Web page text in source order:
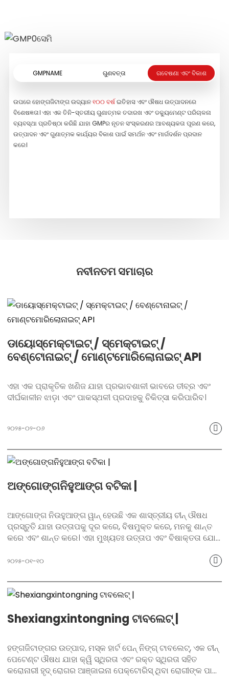
GMPNAME ଗୁଣବତ୍ତା ଗବେଷଣା ଏବଂ ବିକାଶ
ଉପରେ ହୋଙ୍ଗଜିଟାଙ୍ଗ ଉଦ୍ୟାନ୧୦୦ ବର୍ଷଇତିହାସ ଏବଂ ଔଷଧ ଉତ୍ପାଦନରେ
ବିଶେଷଜ୍ଞତା। ଏହା ଏକ ତିନି-ସ୍ତରୀୟ ଗୁଣାତ୍ମକ ତଦାରଖ ଏବଂ ଡକ୍ୟୁମେଣ୍ଟ ପରିଚାଳନା
ବ୍ୟବସ୍ଥା ପ୍ରତିଷ୍ଠା କରିଛି ଯାହା GMPର ନୂତନ ସଂସ୍କରଣର ଆବଶ୍ୟକତା ପୂରଣ କରେ,
ଉତ୍ପାଦନ ଏବଂ ଗୁଣାତ୍ମକ କାର୍ଯ୍ୟର ବିକାଶ ପାଇଁ ସମର୍ଥନ ଏବଂ ମାର୍ଗଦର୍ଶନ ପ୍ରଦାନ
କରେ।
ନବୀନତମ ସମାଚାର
ଡାୟୋସ୍ମେକ୍ଟାଇଟ୍ / ସ୍ମେକ୍ଟାଇଟ୍ /
ବେଣ୍ଟୋନାଇଟ୍ / ମୋଣ୍ଟମୋରିଲୋନାଇଟ୍ API
ଏହା ଏକ ପ୍ରାକୃତିକ ଖଣିଜ ଯାହା ପ୍ରଭାବଶାଳୀ ଭାବରେ ତୀବ୍ର ଏବଂ
ଦୀର୍ଘକାଳୀନ ଝାଡ଼ା ଏବଂ ପାକସ୍ଥଳୀ ପ୍ରଦାହକୁ ଚିକିତ୍ସା କରିପାରିବ।
୨୦୨୫-୦୨-୦୬
ଅଙ୍ଗୋଙ୍ଗନିହୁଆଙ୍ଗ ବଟିକା |
ଆଙ୍ଗୋଙ୍ଗ ନିଉହୁଆଙ୍ଗ ୱାନ୍ ହେଉଛି ଏକ ଶାସ୍ତ୍ରୀୟ ଚୀନ୍ ଔଷଧ
ପ୍ରସ୍ତୁତି ଯାହା ଉତ୍ତାପକୁ ଦୂର କରେ, ବିଷମୁକ୍ତ କରେ, ମନକୁ ଶାନ୍ତ
କରେ ଏବଂ ଶାନ୍ତ କରେ। ଏହା ମୁଖ୍ୟତଃ ଉତ୍ତାପ ଏବଂ ବିଷାକ୍ତତା ଯୋଗୁଁ
କରିବା ପାଇଁ ବ୍ୟବହୃତ ହୁଏ। ଏହାର ଅନନ୍ୟ ସୂତ୍ରରେ ବେଜୋଆର,
ଯାହା ପ୍ରଭାବଶାଳୀ ଭାବରେ ଉତ୍ତାପକୁ ଦୂର କରେ, ବିଷମୁକ୍ତ କରେ,
ମନକୁ ଶାନ୍ତ ଏବଂ ଶାନ୍ତ କରିଥାଏ।
କରି ହୋଙ୍ଗଜିଟାଙ୍ଗର ପାରମ୍ପରିକ କାରିଗରୀଙ୍କୁ ଜାରି ରଖିଛି ଏବଂ
ଗ୍ରାହକମାନଙ୍କୁ ଦକ୍ଷ ଏବଂ କୋମଳ ସ୍ୱାସ୍ଥ୍ୟ ସୁରକ୍ଷା ପ୍ରଦାନ
୨୦୨୫-୦୧-୧୦
Shexiangxintongning ଟାବଲେଟ୍ |
ହଙ୍ଗଜିଟାଙ୍ଗର ଉତ୍ପାଦ, ମସ୍କ ହାର୍ଟ ପେନ୍ ନିଙ୍ଗ୍ ଟାବଲେଟ୍, ଏକ ଚୀନ୍
ପେଟେଣ୍ଟ ଔଷଧ ଯାହା କ୍ୱି ସ୍ଥିରତା ଏବଂ ରକ୍ତ ସ୍ଥିରତା ସହିତ
କରୋନାରୀ ହୃଦ୍ ରୋଗର ଆଞ୍ଜାଇନା ପେକ୍ଟୋରିସ୍ ଥିବା ରୋଗୀଙ୍କ ପାଇଁ